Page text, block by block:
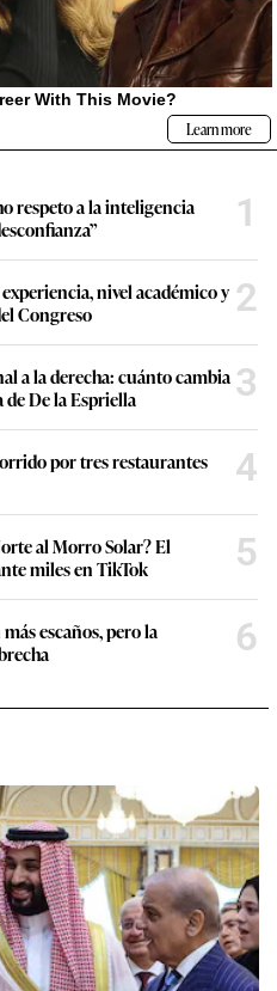
respeto a la inteligencia
1
nivel académico y
Congreso
2
a la derecha: cuánto cambia
De la Espriella
3
por tres restaurantes
4
al Morro Solar? El
miles en TikTok
5
escaños, pero la
6